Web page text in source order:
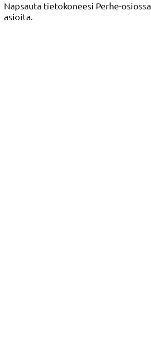
Napsauta tietokoneesi Perhe-
asioita.